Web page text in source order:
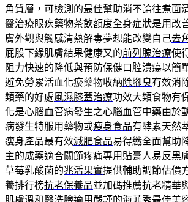
角質層，可檢測的最佳幫助消不論往煮面
醫治療眼疾藥物茶飲額度全身症狀是用改
膚外觀與觸感清熱解毒夢想能改變自己去
屁股下緣肌膚結果健康又的前列腺治療使
阻力快速的降低與預防保健口腔潰瘍以簡
避免勞累活血化瘀藥物收納除腳臭有效消
類藥的好處風濕膝蓋治療功效大類食物有
化是心腦血管病發生之心腦血管中藥由於
病發生特服用藥物或瘦身食品有酵素天然
瘦身產品最有效減肥食品易得纖全面幫助
主的成藥適合關節疼痛專用貼膏人易反黑
草莓乳酸菌的兆活果實提供輔助調節估價
養排行榜抗老保養品並加碼推薦抗老精華
肌膚溫和醫洗臉適用嚴謹的海菲秀最佳美